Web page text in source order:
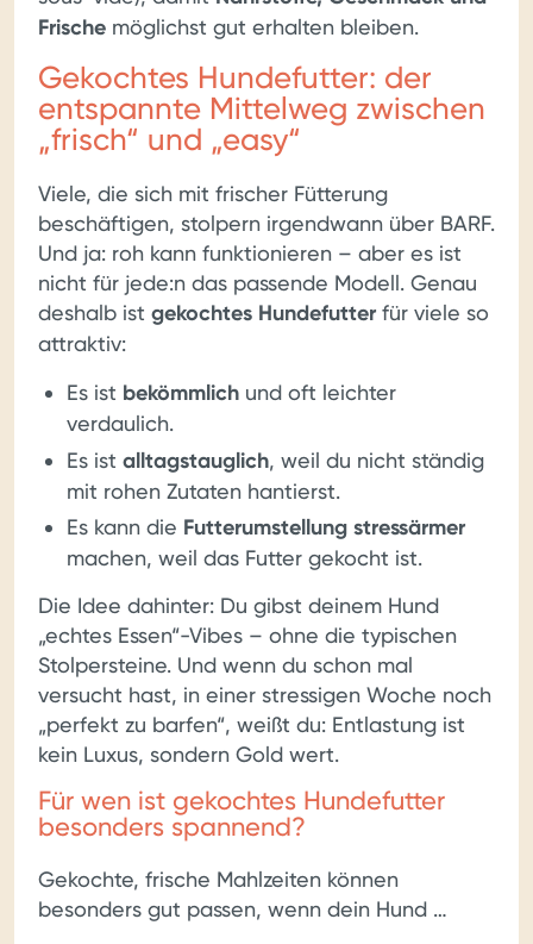
Frische möglichst gut erhalten bleiben.
Gekochtes Hundefutter: der
entspannte Mittelweg zwischen
„frisch“ und „easy“
Viele, die sich mit frischer Fütterung
beschäftigen, stolpern irgendwann über BARF.
Und ja: roh kann funktionieren – aber es ist
nicht für jede:n das passende Modell. Genau
deshalb ist gekochtes Hundefutter für viele so
attraktiv:
Es ist bekömmlich und oft leichter
verdaulich.
Es ist alltagstauglich, weil du nicht ständig
mit rohen Zutaten hantierst.
Es kann die Futterumstellung stressärmer
machen, weil das Futter gekocht ist.
Die Idee dahinter: Du gibst deinem Hund
„echtes Essen“-Vibes – ohne die typischen
Stolpersteine. Und wenn du schon mal
versucht hast, in einer stressigen Woche noch
„perfekt zu barfen“, weißt du: Entlastung ist
kein Luxus, sondern Gold wert.
Für wen ist gekochtes Hundefutter
besonders spannend?
Gekochte, frische Mahlzeiten können
besonders gut passen, wenn dein Hund …